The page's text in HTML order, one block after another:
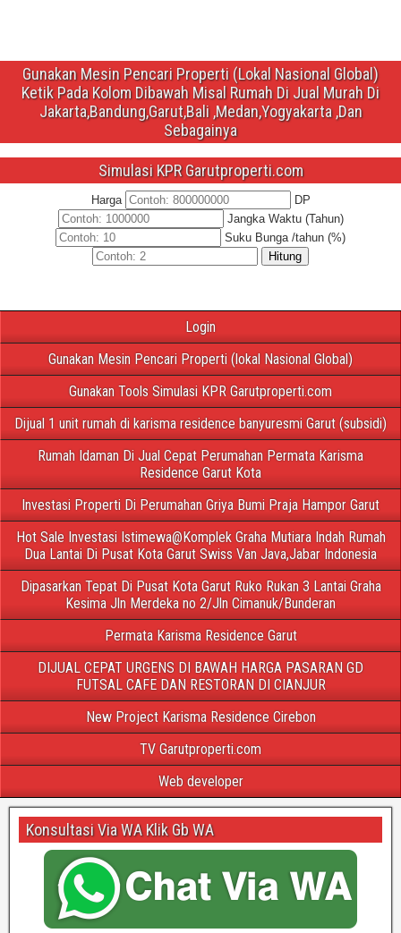
Gunakan Mesin Pencari Properti (Lokal Nasional Global)
Ketik Pada Kolom Dibawah Misal Rumah Di Jual Murah Di
Jakarta,Bandung,Garut,Bali ,Medan,Yogyakarta ,Dan
Sebagainya
Simulasi KPR Garutproperti.com
Harga
DP
Jangka Waktu (Tahun)
Suku Bunga /tahun (%)
Hitung
Login
Gunakan Mesin Pencari Properti (lokal Nasional Global)
Gunakan Tools Simulasi KPR Garutproperti.com
Dijual 1 unit rumah di karisma residence banyuresmi Garut (subsidi)
Rumah Idaman Di Jual Cepat Perumahan Permata Karisma
Residence Garut Kota
Investasi Properti Di Perumahan Griya Bumi Praja Hampor Garut
Hot Sale Investasi Istimewa@Komplek Graha Mutiara Indah Rumah
Dua Lantai Di Pusat Kota Garut Swiss Van Java,Jabar Indonesia
Dipasarkan Tepat Di Pusat Kota Garut Ruko Rukan 3 Lantai Graha
Kesima Jln Merdeka no 2/Jln Cimanuk/Bunderan
Permata Karisma Residence Garut
DIJUAL CEPAT URGENS DI BAWAH HARGA PASARAN GD
FUTSAL CAFE DAN RESTORAN DI CIANJUR
New Project Karisma Residence Cirebon
TV Garutproperti.com
Web developer
Konsultasi Via WA Klik Gb WA